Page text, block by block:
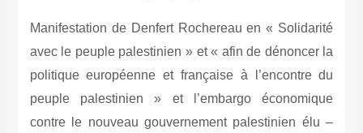
Manifestation de Denfert Rochereau en « Solidarité
avec le peuple palestinien » et « afin de dénoncer la
politique européenne et française à l’encontre du
peuple palestinien » et l’embargo économique
contre le nouveau gouvernement palestinien élu –